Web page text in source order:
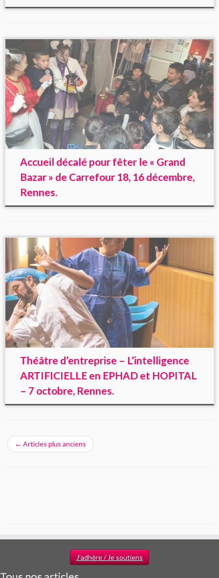
Accueil décalé pour fêter le « Grand
Bazar » de Carrefour 18, 16 décembre,
Rennes.
Théâtre d’entreprise – L’intelligence
ARTIFICIELLE en EPHAD et HOPITAL
– 7 octobre, Rennes.
← Articles plus anciens
J'adhère / Je soutiens